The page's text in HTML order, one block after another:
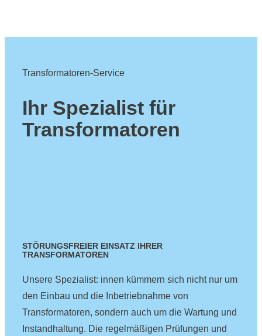
Transformatoren-Service
Ihr Spezialist für
Transformatoren
STÖRUNGSFREIER EINSATZ IHRER
TRANSFORMATOREN
Unsere Spezialist: innen kümmern sich nicht nur um
den Einbau und die Inbetriebnahme von
Transformatoren, sondern auch um die Wartung und
Instandhaltung. Die regelmäßigen Prüfungen und